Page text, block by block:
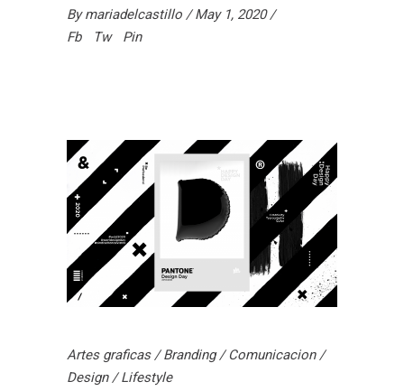
Bymariadelcastillo
May 1, 2020
Fb
Tw Pin
Artes graficas/Branding/Comunicacion/
Design/Lifestyle